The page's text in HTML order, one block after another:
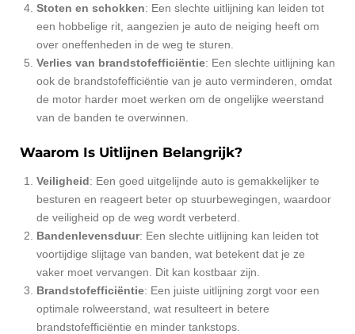
Stoten en schokken: Een slechte uitlijning kan leiden tot
een hobbelige rit, aangezien je auto de neiging heeft om
over oneffenheden in de weg te sturen.
Verlies van brandstofefficiëntie: Een slechte uitlijning kan
ook de brandstofefficiëntie van je auto verminderen, omdat
de motor harder moet werken om de ongelijke weerstand
van de banden te overwinnen.
Waarom Is Uitlijnen Belangrijk?
Veiligheid: Een goed uitgelijnde auto is gemakkelijker te
besturen en reageert beter op stuurbewegingen, waardoor
de veiligheid op de weg wordt verbeterd.
Bandenlevensduur: Een slechte uitlijning kan leiden tot
voortijdige slijtage van banden, wat betekent dat je ze
vaker moet vervangen. Dit kan kostbaar zijn.
Brandstofefficiëntie: Een juiste uitlijning zorgt voor een
optimale rolweerstand, wat resulteert in betere
brandstofefficiëntie en minder tankstops.